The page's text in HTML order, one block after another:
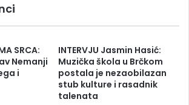
SRCA:
Nemanji
i
INTERVJU Jasmin Hasić:
Muzička škola u Brčkom
postala je nezaobilazan
stub kulture i rasadnik
talenata